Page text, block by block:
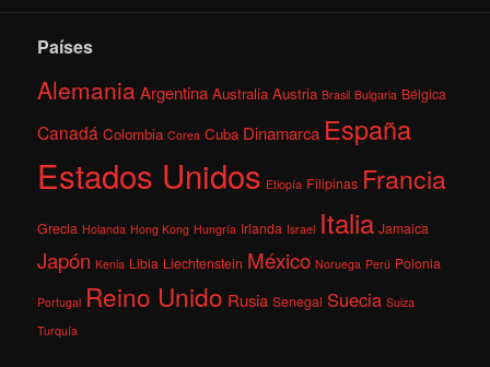
Países
AlemaniaArgentina Australia Austria Brasil Bulgaria Bélgica
Canadá Colombia Corea Cuba Dinamarca España
Estados Unidos Etiopía Filipinas Francia
Grecia Holanda Hong Kong Hungría Irlanda Israel Italia Jamaica
Japón Kenia Libia Liechtenstein México Noruega Perú Polonia
Portugal Reino Unido Rusia Senegal Suecia Suiza
Turquía